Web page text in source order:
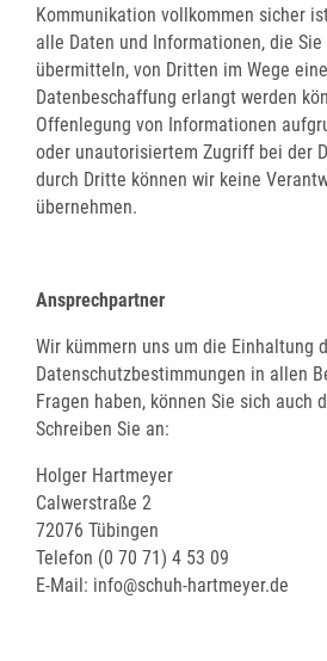
Kommunikation vollkommen sicher
alle Daten und Informationen, die
übermitteln, von Dritten im Wege
Datenbeschaffung erlangt werden
Offenlegung von Informationen
oder unautorisiertem Zugriff bei der
durch Dritte können wir keine
übernehmen.
Ansprechpartner
Wir kümmern uns um die Einhaltung
Datenschutzbestimmungen in allen
Fragen haben, können Sie sich auch
Schreiben Sie an:
Holger Hartmeyer
Calwerstraße 2
72076 Tübingen
Telefon (0 70 71) 4 53 09
E-Mail: info@schuh-hartmeyer.de